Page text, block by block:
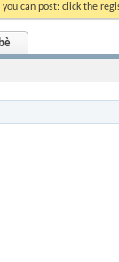
you can post: click the